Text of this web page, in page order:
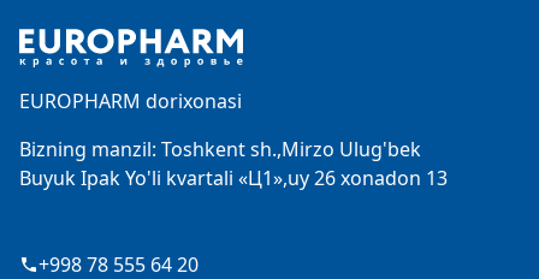
EUROPHARM dorixonasi
Bizning manzil: Toshkent sh.,Mirzo Ulug'bek
Buyuk Ipak Yo'li kvartali «Ц1»,uy 26 xonadon 13
+998 78 555 64 20